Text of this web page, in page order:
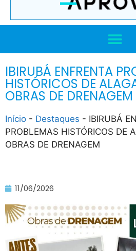
IBIRUBÁ ENFRENTA
HISTÓRICOS DE
OBRAS DE DRENAGEM
Início - Destaques - IBIRUBÁ
PROBLEMAS HISTÓRICOS DE
OBRAS DE DRENAGEM
11/06/2026